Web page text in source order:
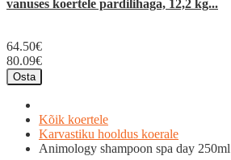
vanuses koertele pardilihaga, 12,2 kg...
64.50€
80.09€
Osta
Kõik koertele
Karvastiku hooldus koerale
Animology shampoon spa day 250ml